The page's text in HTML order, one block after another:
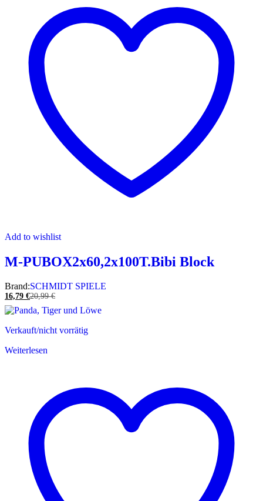
Add to wishlist
M-PUBOX2x60,2x100T.Bibi Block
Brand:SCHMIDT SPIELE
16,79 €20,99€
Verkauft/nicht vorrätig
Weiterlesen